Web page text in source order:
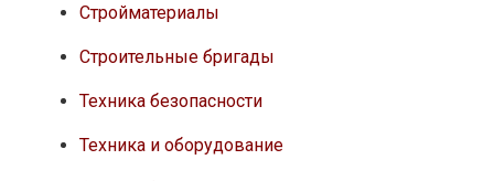
Стройматериалы
Строительные бригады
Техника безопасности
Техника и оборудование